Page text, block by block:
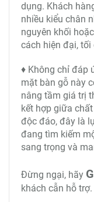
dụng. Khách
nhiều kiểu chân
nguyên khối
cách hiện đại, tối
♦ Không chỉ đáp
mặt bàn gỗ này
nâng tầm giá trị
kết hợp giữa
độc đáo, đây là
đang tìm kiếm
sang trọng và
Đừng ngại, hãy
khách cẫn hỗ trợ.